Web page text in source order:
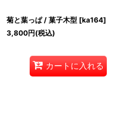
菊と葉っぱ / 菓子木型 [ka164]
3,800円(税込)
カートに入れる